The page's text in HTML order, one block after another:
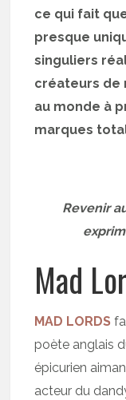
ce qui fait
presque
singuliers
créateurs de
au monde à
marques
Revenir
Mad
MAD LORDS
poète anglais
épicurien
acteur du